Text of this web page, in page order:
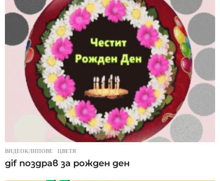
ВИДЕОКЛИПОВЕ ,ЦВЕТЯ
gif поздрав за рожден ден